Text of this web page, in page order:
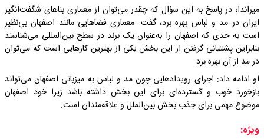
میراندا، در پاسخ به این سؤال که چقدر می‌توان از معماری بناهای شگفت‌انگیز
ایران در مد و لباس بهره برد، گفت: معماری فضاهایی مانند اصفهان بی‌نظیر
است به حدی که اصفهان را به‌عنوان یک برند در سطح بین‌المللی می‌شناسند
بنابراین پشتیانی گرفتن از این بخش یکی از بهترین کارهایی است که می‌توان
در مد از آن بهره برد.
او ادامه داد: اجرای رویدادهایی چون مد و لباس به میزبانی اصفهان می‌تواند
بازخورد خوب و گسترده‌ای برای این بخش داشته باشد زیرا خود اصفهان
موضوع مهمی برای جذب بخش بین‌الملل و علاقه‌مندان است.
ویژه: